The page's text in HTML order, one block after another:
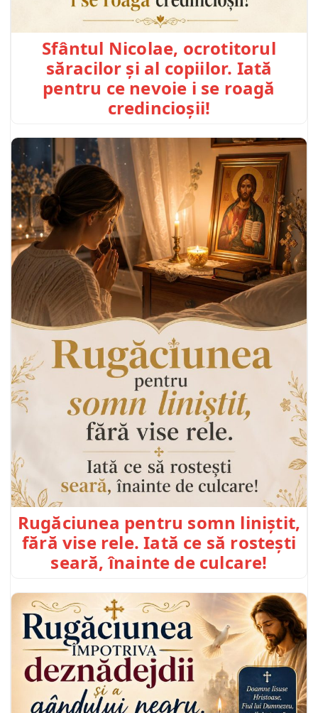
Sfântul Nicolae, ocrotitorul
săracilor și al copiilor. Iată
pentru ce nevoie i se roagă
credincioșii!
Rugăciunea pentru somn liniștit,
fără vise rele. Iată ce să rostești
seară, înainte de culcare!